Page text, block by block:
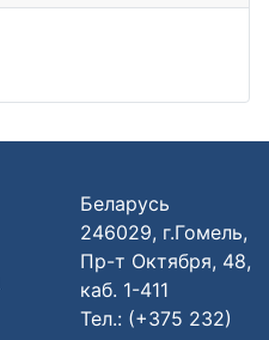
Беларусь
246029, г.Гомель,
Пр-т Октября, 48,
каб. 1-411
Тел.: (+375 232)